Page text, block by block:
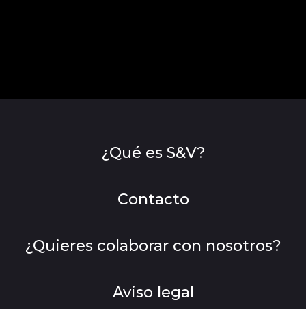
¿Qué es S&V?
Contacto
¿Quieres colaborar con nosotros?
Aviso legal